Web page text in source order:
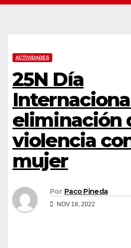
ACTIVIDADES
25N Día
eliminación
violencia
mujer
Por Paco Pineda
NOV 18, 2022